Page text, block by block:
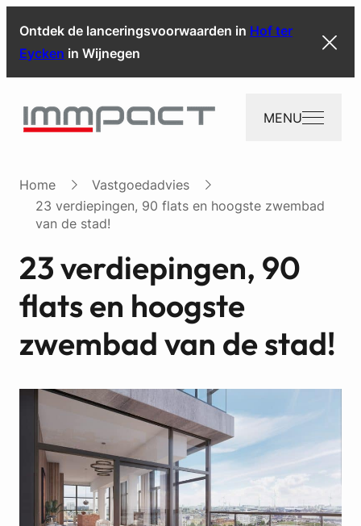
Ontdek de lanceringsvoorwaarden in Hof ter
Eycken in Wijnegen
MENU
Home
Vastgoedadvies
23 verdiepingen, 90 flats en hoogste zwembad
van de stad!
23 verdiepingen, 90
flats en hoogste
zwembad van de stad!